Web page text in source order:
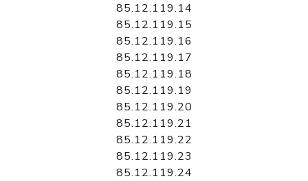
85.12.119.14
85.12.119.15
85.12.119.16
85.12.119.17
85.12.119.18
85.12.119.19
85.12.119.20
85.12.119.21
85.12.119.22
85.12.119.23
85.12.119.24